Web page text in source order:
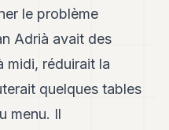
le problème
Adrià avait des
midi, réduirait la
quelques tables
menu. Il